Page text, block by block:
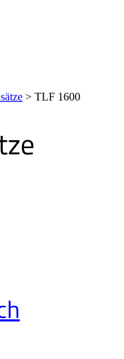
> TLF 1600